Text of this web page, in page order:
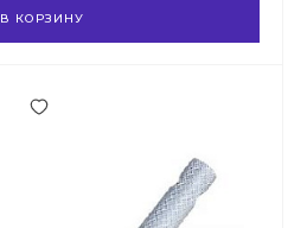
В КОРЗИНУ